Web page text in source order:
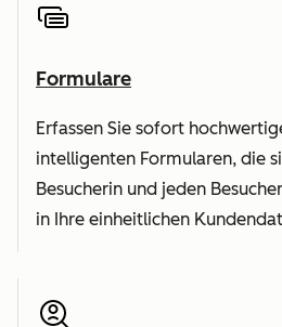
Formulare
Erfassen Sie sofort
intelligenten Formularen, die
Besucherin und jeden
in Ihre einheitlichen